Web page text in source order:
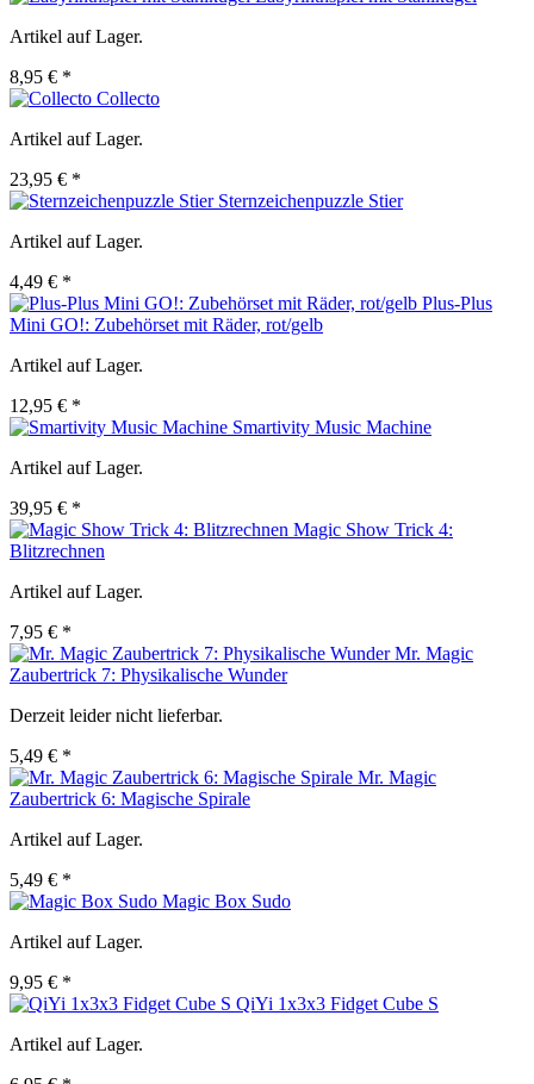
Artikel auf Lager.
8,95 € *
Collecto
Artikel auf Lager.
23,95 € *
Sternzeichenpuzzle Stier
Artikel auf Lager.
4,49 € *
Plus-Plus
Mini GO!: Zubehörset mit Räder, rot/gelb
Artikel auf Lager.
12,95 € *
Smartivity Music Machine
Artikel auf Lager.
39,95 € *
Magic Show Trick 4:
Blitzrechnen
Artikel auf Lager.
7,95 € *
Mr. Magic
Zaubertrick 7: Physikalische Wunder
Derzeit leider nicht lieferbar.
5,49 € *
Mr. Magic
Zaubertrick 6: Magische Spirale
Artikel auf Lager.
5,49 € *
Magic Box Sudo
Artikel auf Lager.
9,95 € *
QiYi 1x3x3 Fidget Cube S
Artikel auf Lager.